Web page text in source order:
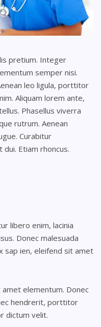
pretium. Integer
semper nisi.
leo ligula, porttitor
Aliquam lorem ante,
Phasellus viverra
rutrum. Aenean
Curabitur
Etiam rhoncus.
libero enim, lacinia
Donec malesuada
sap ien, eleifend sit amet
elementum. Donec
hendrerit, porttitor
dictum velit.